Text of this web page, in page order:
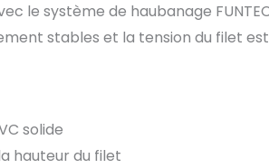
le système de haubanage
stables et la tension du filet
solide
hauteur du filet